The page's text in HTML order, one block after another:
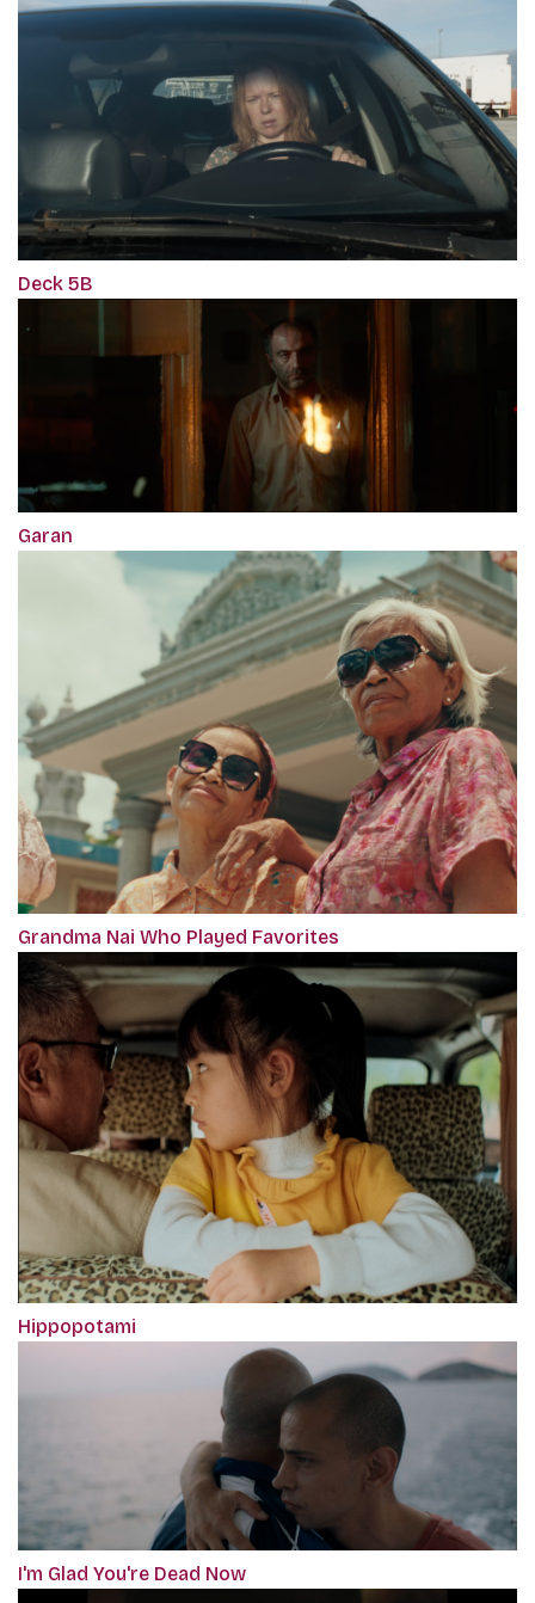
Deck 5B
Garan
Grandma Nai Who Played Favorites
Hippopotami
I'm Glad You're Dead Now